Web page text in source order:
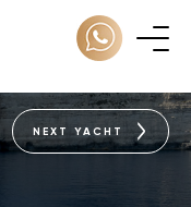
NEXT YACHT